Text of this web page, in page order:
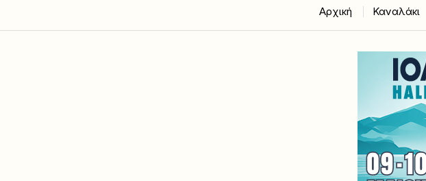
Αρχική Καναλάκι